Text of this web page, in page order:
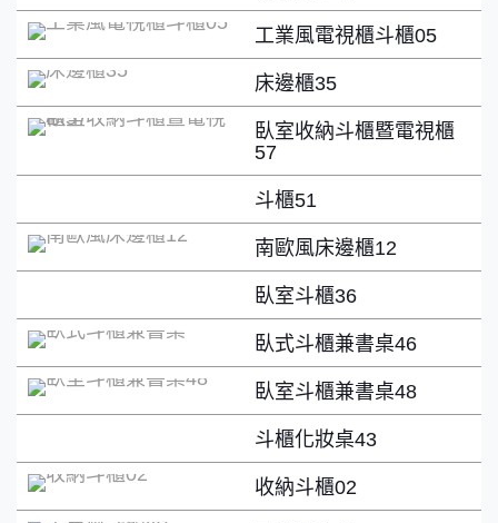
工業風電視櫃斗櫃05
床邊櫃35
臥室收納斗櫃暨電視櫃
57
斗櫃51
南歐風床邊櫃12
臥室斗櫃36
臥式斗櫃兼書桌46
臥室斗櫃兼書桌48
斗櫃化妝桌43
收納斗櫃02